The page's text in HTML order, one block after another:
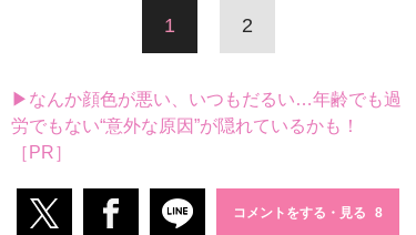
1 2
▶なんか顔色が悪い、いつもだるい…年齢でも過
労でもない“意外な原因”が隠れているかも！
［PR］
コメントをする・見る